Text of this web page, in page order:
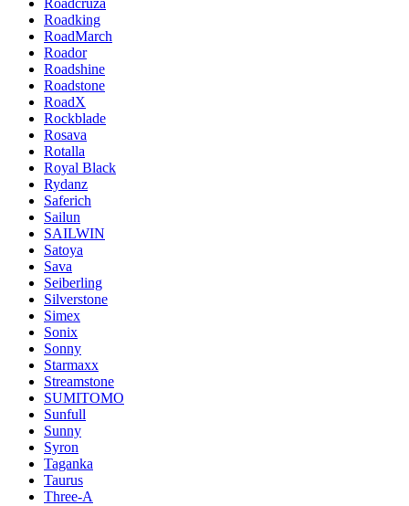
Roadking
RoadMarch
Roador
Roadshine
Roadstone
RoadX
Rockblade
Rosava
Rotalla
Royal Black
Rydanz
Saferich
Sailun
SAILWIN
Satoya
Sava
Seiberling
Silverstone
Simex
Sonix
Sonny
Starmaxx
Streamstone
SUMITOMO
Sunfull
Sunny
Syron
Taganka
Taurus
Three-A